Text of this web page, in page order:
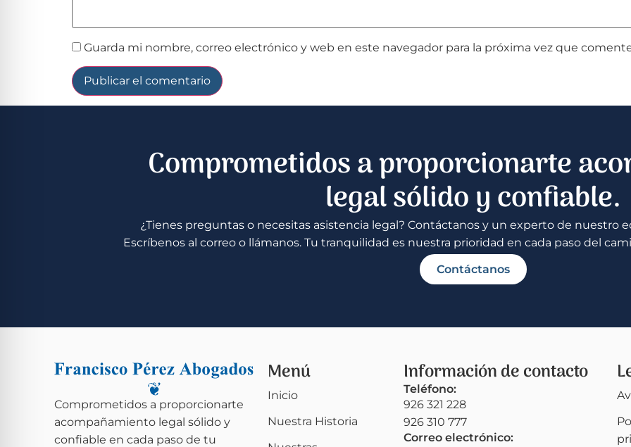
Guarda mi nombre, correo electrónico y web en este navegador para la próxima vez que
Comprometidos a proporcionarte
legal sólido y confiable.
¿Tienes preguntas o necesitas asistencia legal? Contáctanos y un experto de nuestro
Escríbenos al correo o llámanos. Tu tranquilidad es nuestra prioridad en cada paso del
Contáctanos
Comprometidos a proporcionarte
acompañamiento legal sólido y
confiable en cada paso de tu
Menú
Inicio
Nuestra Historia
Información de contacto
Teléfono:
926 321 228
926 310 777
Correo electrónico: